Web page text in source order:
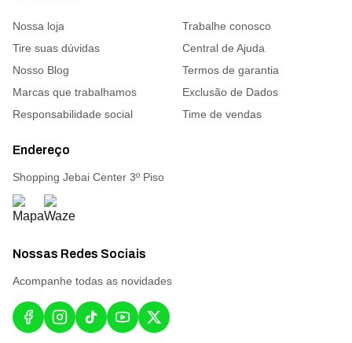
Nossa loja
Trabalhe conosco
Tire suas dúvidas
Central de Ajuda
Nosso Blog
Termos de garantia
Marcas que trabalhamos
Exclusão de Dados
Responsabilidade social
Time de vendas
Endereço
Shopping Jebai Center 3º Piso
Nossas Redes Sociais
Acompanhe todas as novidades